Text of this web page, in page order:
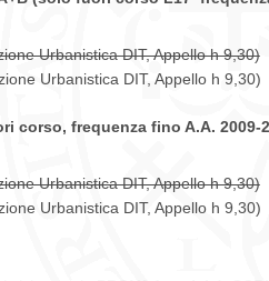
Urbanistica DIT, Appello h 9,30)
Urbanistica DIT, Appello h 9,30)
corso, frequenza fino A.A. 2009-
Urbanistica DIT, Appello h 9,30)
Urbanistica DIT, Appello h 9,30)